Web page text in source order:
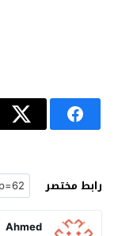
رابط مختصر
Ahmed